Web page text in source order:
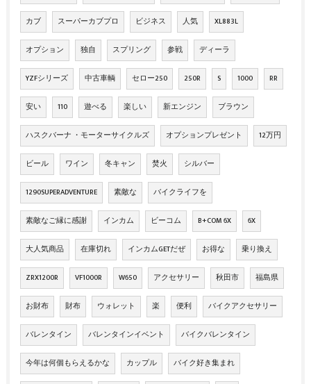
カブ スーパーカブプロ ビジネス 人気 XL883L
オプション 独自 スプリング 参戦 ディーラ
YZFシリーズ 中古車輌 セロー250 250R S 1000 RR
安い 110 遊べる 楽しい 新エンジン ブラウン
ハスクバーナ ・モーターサイクルズ オプションプレゼント 12万円
ビール ワイン 冬キャン 焚火 シルバー
1290SUPERADVENTURE 素敵な バイクライフを
素敵なご縁に感謝 インカム ビーコム B+COM 6X 6X
大人気商品 在庫切れ インカムGETだぜ お得な 乗り換え
ZRX1200R VF1000R W650 アクセサリー 秋田市 福島県
お財布 財布 ウォレット 楽 便利 バイクアクセサリー
バレンタイン バレンタインイベント バイクバレンタイン
今年は何個もらえるかな カップル バイク好き集まれ